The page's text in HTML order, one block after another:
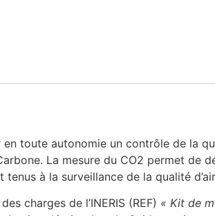
en toute autonomie un contrôle de la
La mesure du CO2 permet de
à la surveillance de la qualité
charges de l’INERIS (REF) « Kit de